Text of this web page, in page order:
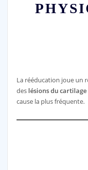
La rééducation joue un
des lésions du
cause la plus fréquente.